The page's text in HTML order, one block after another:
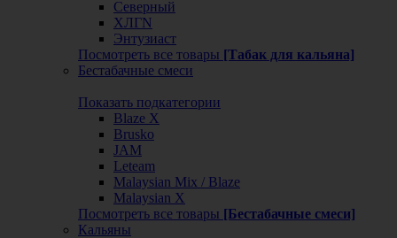
Северный
ХЛГN
Энтузиаст
Посмотреть все товары [Табак для кальяна]
Бестабачные смеси
Показать подкатегории
Blaze X
Brusko
JAM
Leteam
Malaysian Mix / Blaze
Malaysian X
Посмотреть все товары [Бестабачные смеси]
Кальяны